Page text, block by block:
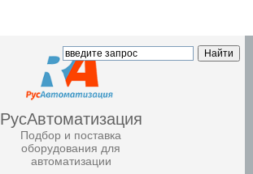
РусАвтоматизация
Подбор и поставка
оборудования для
автоматизации